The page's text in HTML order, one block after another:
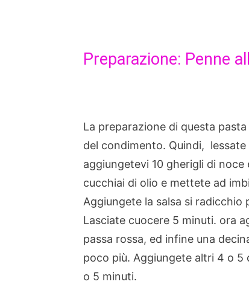
Preparazione: Penne
La preparazione di questa
del condimento. Quindi,
aggiungetevi 10 gherigli di
cucchiai di olio e mettete ad
Aggiungete la salsa si radicchio
Lasciate cuocere 5 minuti. ora
passa rossa, ed infine una
poco più. Aggiungete altri 4 o 5
o 5 minuti.